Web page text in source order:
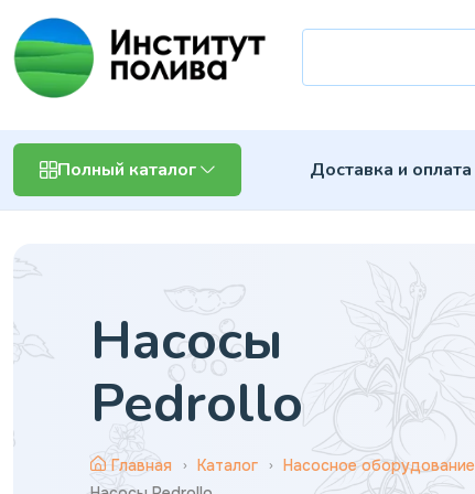
Полный каталог Доставка и оплата
Насосы
Pedrollo
Главная Каталог
Насосное оборудование